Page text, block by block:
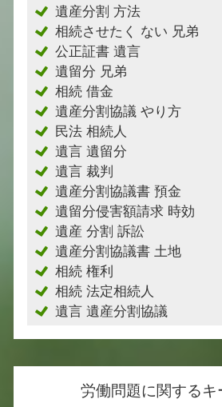
遺産分割 方法
相続させたく ない 兄弟
公正証書 遺言
遺留分 兄弟
相続 借金
遺産分割協議 やり方
民法 相続人
遺言 遺留分
遺言 裁判
遺産分割協議書 預金
遺留分侵害額請求 時効
遺産 分割 訴訟
遺産分割協議書 土地
相続 権利
相続 法定相続人
遺言 遺産分割協議
労働問題に関するキ